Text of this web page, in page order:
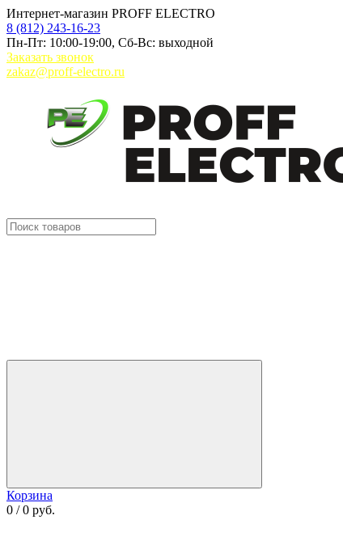
Интернет-магазин PROFF ELECTRO
8 (812) 243-16-23
Пн-Пт: 10:00-19:00, Сб-Вс: выходной
Заказать звонок
zakaz@proff-electro.ru
Корзина
0 / 0 руб.